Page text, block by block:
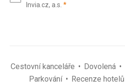
(povinné)
Invia.cz, a.s. *(povinné)
Cestovní kanceláře Dovolená
Parkování
Recenze hotelů